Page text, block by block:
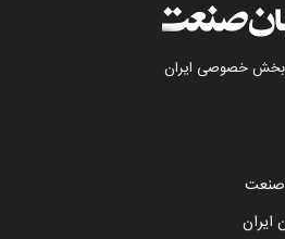
خصوصی ایران
صنعت